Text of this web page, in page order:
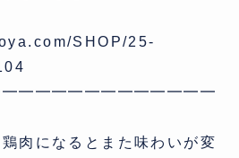
SHOP/25-
肉になるとまた味わいが変